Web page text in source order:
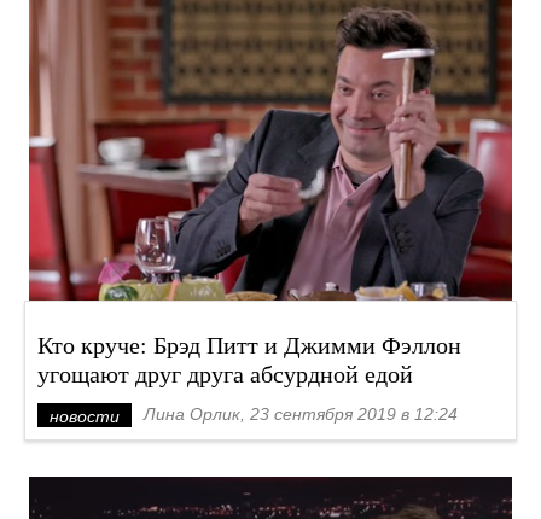
Кто круче: Брэд Питт и Джимми Фэллон
угощают друг друга абсурдной едой
новости Лина Орлик, 23 сентября 2019 в 12:24